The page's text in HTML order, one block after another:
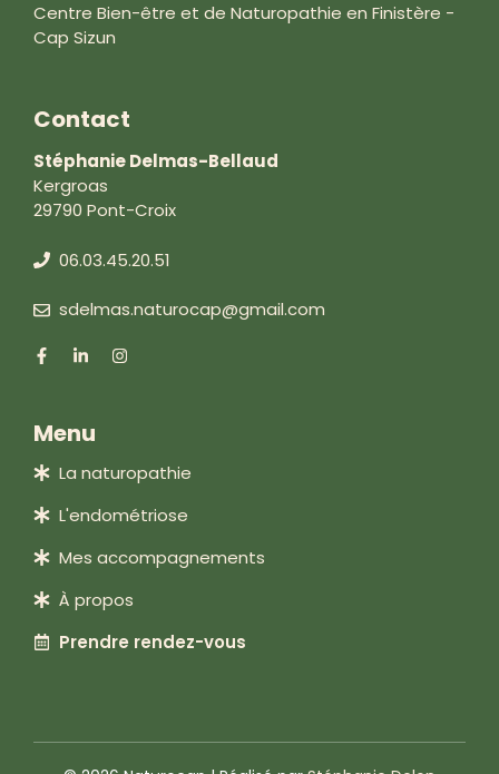
Centre Bien-être et de Naturopathie en Finistère -
Cap Sizun
Contact
Stéphanie Delmas-Bellaud
Kergroas
29790 Pont-Croix
06.03.45.20.51
sdelmas.naturocap@gmail.com
Menu
La naturopathie
L'endométriose
Mes accompagnements
À propos
Prendre rendez-vous